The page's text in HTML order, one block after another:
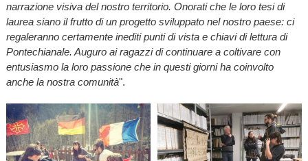
narrazione visiva del nostro territorio. Onorati che le loro tesi di
laurea siano il frutto di un progetto sviluppato nel nostro paese: ci
regaleranno certamente inediti punti di vista e chiavi di lettura di
Pontechianale. Auguro ai ragazzi di continuare a coltivare con
entusiasmo la loro passione che in questi giorni ha coinvolto
anche la nostra comunità".